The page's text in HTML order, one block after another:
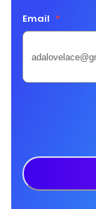
Email *